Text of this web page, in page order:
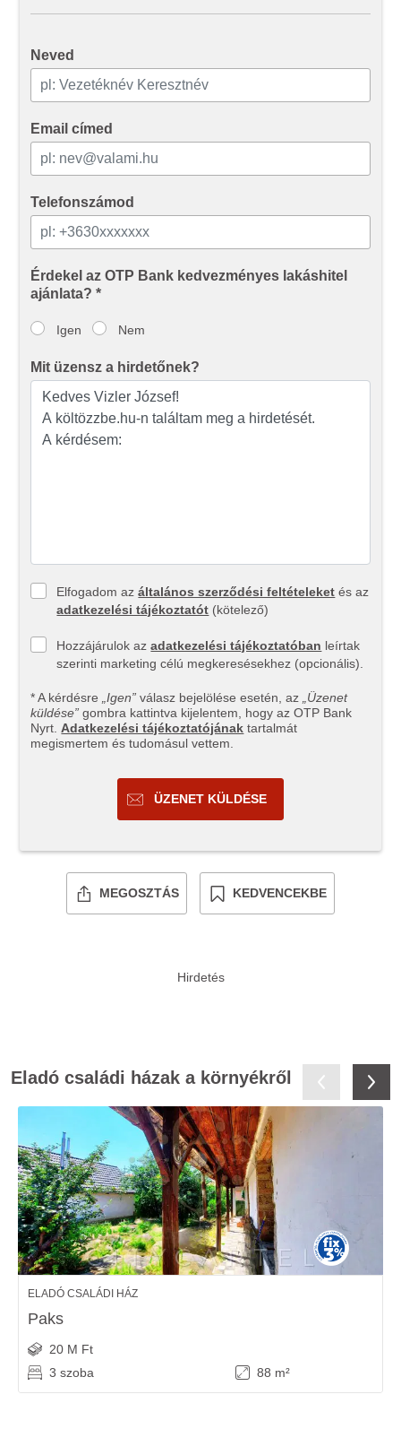
Neved
Email címed
Telefonszámod
Érdekel az OTP Bank kedvezményes lakáshitel
ajánlata? *
Igen Nem
Mit üzensz a hirdetőnek?
Elfogadom azáltalános szerződési feltételeket és az
adatkezelési tájékoztatót (kötelező)
Hozzájárulok azadatkezelési tájékoztatóban leírtak
szerinti marketing célú megkeresésekhez (opcionális).
* A kérdésre „Igen” válasz bejelölése esetén, az
„Üzenet
küldése” gombra kattintva kijelentem, hogy az OTP Bank
Nyrt. Adatkezelési tájékoztatójának tartalmát
megismertem és tudomásul vettem.
ÜZENET KÜLDÉSE
MEGOSZTÁS KEDVENCEKBE
Eladó családi házak a környékről
ELADÓ CSALÁDI HÁZ
Paks
20 M Ft
3 szoba
88 m²